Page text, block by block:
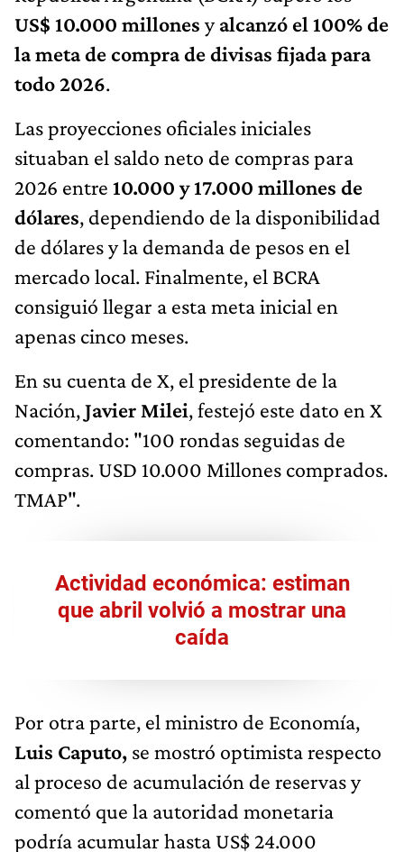
US$ 10.000 millones yalcanzó el 100% de
la meta de compra de divisas fijada para
todo 2026.
Las proyecciones oficiales iniciales
situaban el saldo neto de compras para
2026 entre 10.000 y 17.000 millones de
dólares, dependiendo de la disponibilidad
de dólares y la demanda de pesos en el
mercado local. Finalmente, el BCRA
consiguió llegar a esta meta inicial en
apenas cinco meses.
En su cuenta de X, el presidente de la
Nación,Javier Milei, festejó este dato en X
comentando: "100 rondas seguidas de
compras. USD 10.000 Millones comprados.
TMAP".
Actividad económica: estiman
que abril volvió a mostrar una
caída
Por otra parte, el ministro de Economía,
Luis Caputo, se mostró optimista respecto
al proceso de acumulación de reservas y
comentó que la autoridad monetaria
podría acumular hasta US$ 24.000